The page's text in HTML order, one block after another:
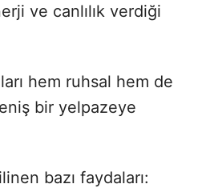
ve canlılık verdiği
hem ruhsal hem de
bir yelpazeye
bazı faydaları: